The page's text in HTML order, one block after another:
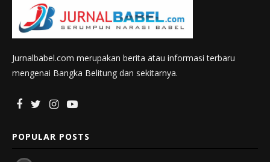
Jurnalbabel.com merupakan berita atau informasi terbaru
mengenai Bangka Belitung dan sekitarnya.
POPULAR POSTS